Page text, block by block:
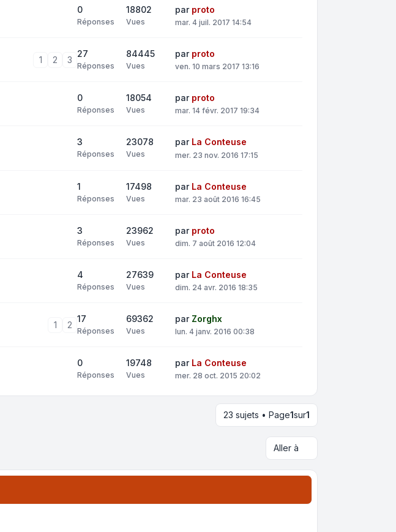
0
Réponses
18802
Vues
par proto
mar. 4 juil. 2017 14:54
1 2 3
27
Réponses
84445
Vues
par proto
ven. 10 mars 2017 13:16
0
Réponses
18054
Vues
par proto
mar. 14 févr. 2017 19:34
3
Réponses
23078
Vues
par La Conteuse
mer. 23 nov. 2016 17:15
1
Réponses
17498
Vues
par La Conteuse
mar. 23 août 2016 16:45
3
Réponses
23962
Vues
par proto
dim. 7 août 2016 12:04
4
Réponses
27639
Vues
par La Conteuse
dim. 24 avr. 2016 18:35
1 2
17
Réponses
69362
Vues
par Zorghx
lun. 4 janv. 2016 00:38
0
Réponses
19748
Vues
par La Conteuse
mer. 28 oct. 2015 20:02
23 sujets • Page1sur1
Aller à